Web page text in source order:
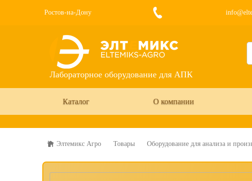
Ростов-на-Дону
Лабораторное оборудование для АПК
Каталог О компании
Элтемикс Агро Товары Оборудование для анализа и